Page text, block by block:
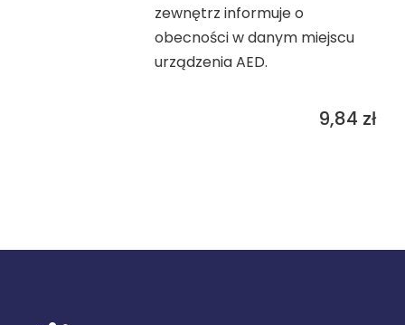
zewnętrz informuje o
obecności w danym miejscu
urządzenia AED.
9,84 zł